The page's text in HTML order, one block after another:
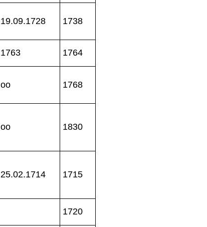
19.09.1728 1738
1763 1764
oo 1768
oo 1830
25.02.1714 1715
1720